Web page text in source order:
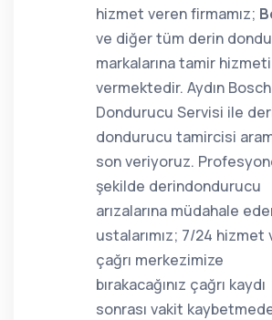
hizmet veren firmamız;
ve diğer tüm derin
markalarına tamir hizmeti
vermektedir. Aydın
Dondurucu Servisi ile
dondurucu tamircisi
son veriyoruz.
şekilde derindondurucu
arızalarına müdahale
ustalarımız; 7/24 hizmet
çağrı merkezimize
bırakacağınız çağrı kaydı
sonrası vakit